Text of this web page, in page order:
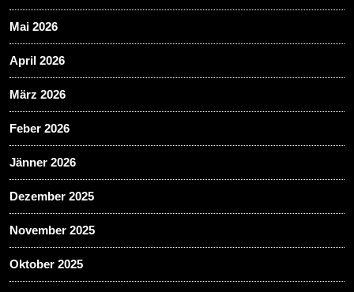
Mai 2026
April 2026
März 2026
Feber 2026
Jänner 2026
Dezember 2025
November 2025
Oktober 2025